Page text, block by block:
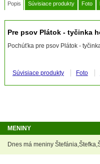
Popis Súvisiace produkty Foto
Pre psov Plátok - tyčinka
Pochúťka pre psov Plátok -
Súvisiace produkty Foto
MENINY
Dnes má meniny